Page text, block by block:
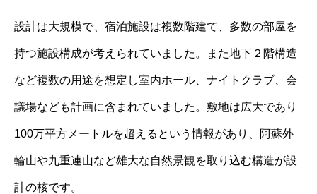
設計は大規模で、宿泊施設は複数階建て、多数の部屋を
持つ施設構成が考えられていました。また地下２階構造
など複数の用途を想定し室内ホール、ナイトクラブ、会
議場なども計画に含まれていました。敷地は広大であり
100万平方メートルを超えるという情報があり、阿蘇外
輪山や九重連山など雄大な自然景観を取り込む構造が設
計の核です。